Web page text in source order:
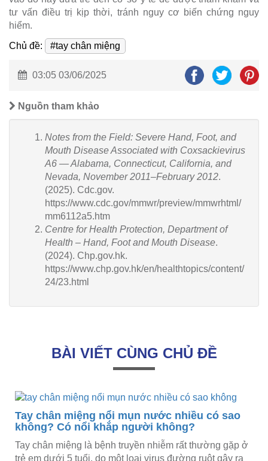
tư vấn điều trị kịp thời, tránh nguy cơ biến chứng nguy
hiểm.
Chủ đề:
#tay chân miệng
03:05 03/06/2025
Nguồn tham khảo
Notes from the Field: Severe Hand, Foot, and
Mouth Disease Associated with Coxsackievirus
A6 — Alabama, Connecticut, California, and
Nevada, November 2011–February 2012.
(2025). Cdc.gov.
https://www.cdc.gov/mmwr/preview/mmwrhtml/
mm6112a5.htm
Centre for Health Protection, Department of
Health – Hand, Foot and Mouth Disease.
(2024). Chp.gov.hk.
https://www.chp.gov.hk/en/healthtopics/content/
24/23.html
BÀI VIẾT CÙNG CHỦ ĐỀ
Tay chân miệng nổi mụn nước nhiều có sao
không? Có nổi khắp người không?
Tay chân miệng là bệnh truyền nhiễm rất thường gặp ở
trẻ em dưới 5 tuổi, do một loại virus đường ruột gây ra